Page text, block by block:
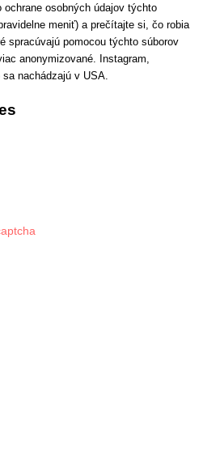
osobných údajov týchto
meniť) a prečítajte si, čo robia
spracúvajú pomocou týchto súborov
anonymizované. Instagram,
nachádzajú v USA.